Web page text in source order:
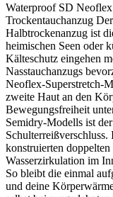
Waterproof SD
Trockentauchanzug
Halbtrockenanzug ist
heimischen Seen oder
Kälteschutz eingehen
Nasstauchanzugs
Neoflex-Superstretch-
zweite Haut an den
Bewegungsfreiheit
Semidry-Modells ist
konstruierten
Wasserzirkulation im
So bleibt die einmal
und deine